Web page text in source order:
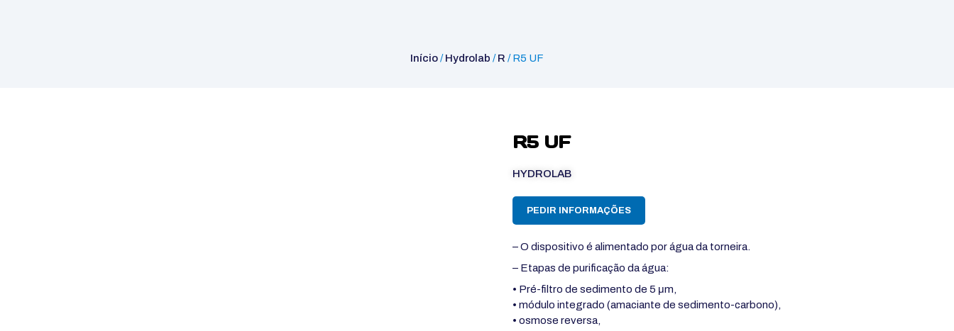
Início/Hydrolab /R / R5 UF
R5 UF
HYDROLAB
PEDIR INFORMAÇÕES
– O dispositivo é alimentado por água da torneira.
– Etapas de purificação da água:
• Pré-filtro de sedimento de 5 μm,
• módulo integrado (amaciante de sedimento-carbono),
• osmose reversa,